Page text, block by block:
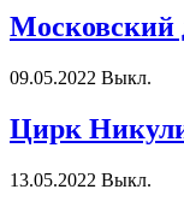
Московский
09.05.2022 Выкл.
Цирк
13.05.2022 Выкл.